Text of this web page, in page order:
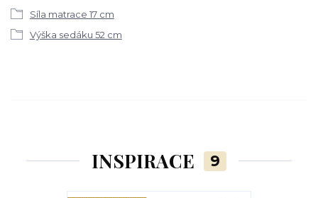
Síla matrace 17 cm
Výška sedáku 52 cm
INSPIRACE 9